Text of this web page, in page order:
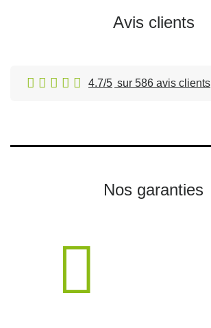
Avis clients
4.7/5 sur 586 avis clients
Nos garanties